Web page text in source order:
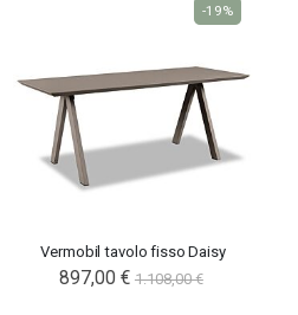
Vermobil tavolo fisso Daisy
897,00 € 1.108,00 €
-19%